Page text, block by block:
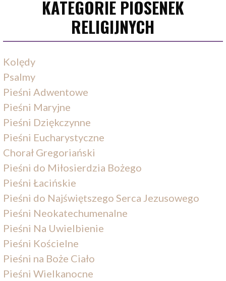
KATEGORIE PIOSENEK
RELIGIJNYCH
Kolędy
Psalmy
Pieśni Adwentowe
Pieśni Maryjne
Pieśni Dziękczynne
Pieśni Eucharystyczne
Chorał Gregoriański
Pieśni do Miłosierdzia Bożego
Pieśni Łacińskie
Pieśni do Najświętszego Serca Jezusowego
Pieśni Neokatechumenalne
Pieśni Na Uwielbienie
Pieśni Kościelne
Pieśni na Boże Ciało
Pieśni Wielkanocne